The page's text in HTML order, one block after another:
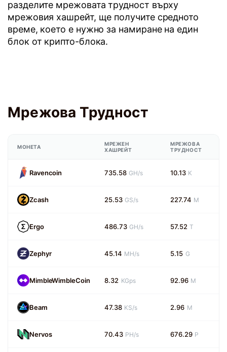
разделите мрежовата трудност върху
мрежовия хашрейт, ще получите средното
време, което е нужно за намиране на един
блок от крипто-блока.
Мрежова Трудност
МОНЕТА
МРЕЖЕН
ХАШРЕЙТ
МРЕЖОВА
ТРУДНОСТ
Ravencoin 735.58 GH/s 10.13 K
Zcash 25.53 GS/s 227.74 M
Ergo 486.73 GH/s 57.52 T
Zephyr 45.14 MH/s 5.15 G
MimbleWimbleCoin 8.32 KGps 92.96 M
Beam 47.38 KS/s 2.96 M
Nervos 70.43 PH/s 676.29 P